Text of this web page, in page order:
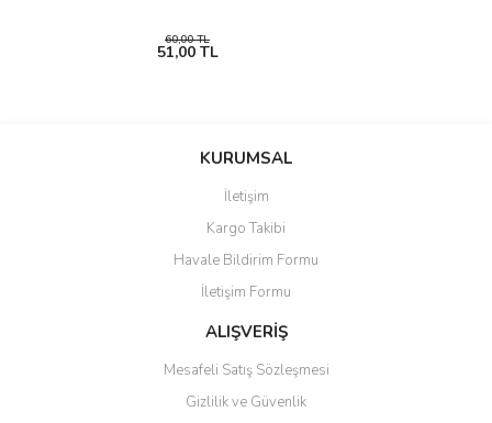
60,00 TL
51,00 TL
KURUMSAL
İletişim
Kargo Takibi
Havale Bildirim Formu
İletişim Formu
ALIŞVERİŞ
Mesafeli Satış Sözleşmesi
Gizlilik ve Güvenlik